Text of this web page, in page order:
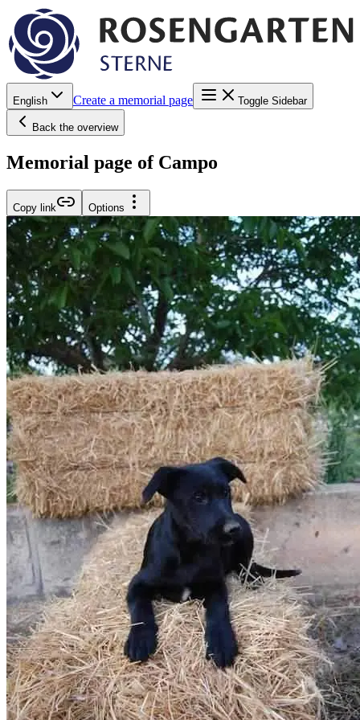
English Create a memorial page Toggle Sidebar
Back the overview
Memorial page of Campo
Copy link Options